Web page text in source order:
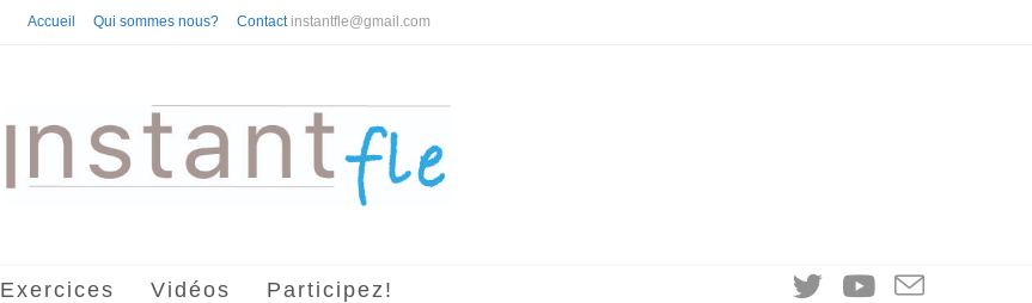
Accueil Qui sommes nous? Contact instantfle@gmail.com
Exercices Vidéos Participez!